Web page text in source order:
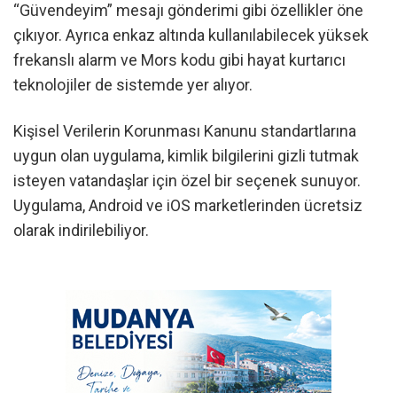
“Güvendeyim” mesajı gönderimi gibi özellikler öne
çıkıyor. Ayrıca enkaz altında kullanılabilecek yüksek
frekanslı alarm ve Mors kodu gibi hayat kurtarıcı
teknolojiler de sistemde yer alıyor.
Kişisel Verilerin Korunması Kanunu standartlarına
uygun olan uygulama, kimlik bilgilerini gizli tutmak
isteyen vatandaşlar için özel bir seçenek sunuyor.
Uygulama, Android ve iOS marketlerinden ücretsiz
olarak indirilebiliyor.